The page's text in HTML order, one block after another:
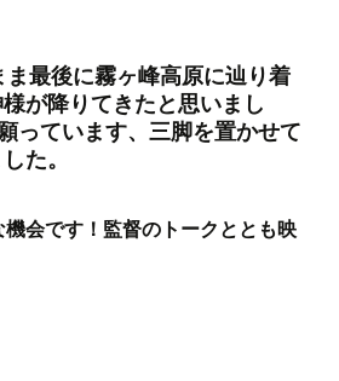
最後に霧ヶ峰高原に辿り着
が降りてきたと思いまし
っています、三脚を置かせて
た。
会です！監督のトークととも映